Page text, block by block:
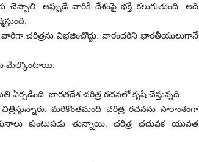
అప్పుడే వారికి దేశంపై భక్తి కలుగుతుంది. అది
వారిగా చరిత్రను విభజించొద్దు. వారందరిని భారతీయులుగానే
మేల్కొంటాయి.
భారతదేశ చరిత్ర రచనలో కృషి చేస్తున్నది.
మరికొంతమంది చరిత్ర రచనను సారాంశంగా
కుంటుపడు తున్నాయి. చరిత్ర చదువక యువత